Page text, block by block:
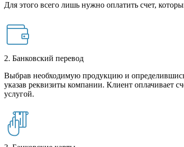
Для этого всего лишь нужно оплатить счет,
2. Банковский перевод
Выбрав необходимую продукцию и определившись
указав реквизиты компании. Клиент оплачивает
услугой.